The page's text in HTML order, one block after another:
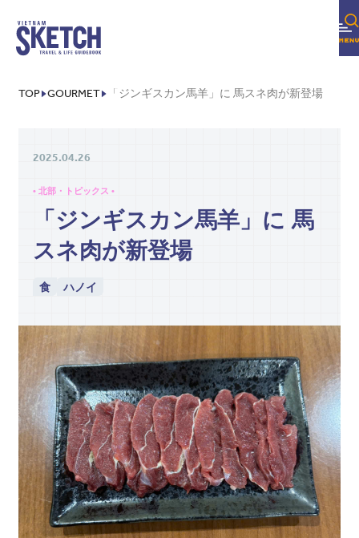
TOP GOURMET 「ジンギスカン馬羊」に 馬スネ肉が新登場
2025.04.26
• 北部・トピックス •
「ジンギスカン馬羊」に 馬
スネ肉が新登場
食 ハノイ